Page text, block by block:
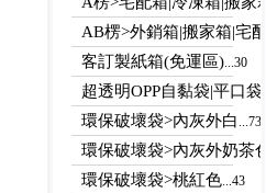
AB楞>外銷箱|搬家箱|宅配
客訂製紙箱(免運區)...30
超透明OPP自黏袋|平口袋
環保破壞袋>內灰外白 ...73
環保破壞袋>內灰外奶茶色
環保破壞袋>桃紅色...43